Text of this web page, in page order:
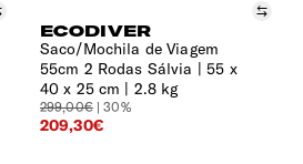
Comparar
ECODIVER
Saco/Mochila de Viagem
55cm 2 Rodas Sálvia
55 x
40 x 25 cm | 2.8 kg
299,00€ | 30%
209,30€